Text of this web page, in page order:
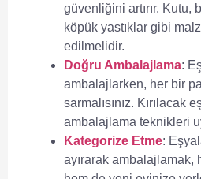
güvenliğini artırır.
köpük yastıklar gibi
edilmelidir.
Doğru Ambalajlama:
ambalajlarken, her bir
sarmalısınız. Kırılacak
ambalajlama teknikleri
Kategorize Etme:
ayırarak ambalajlamak,